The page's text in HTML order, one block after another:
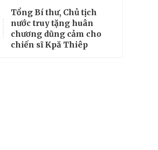
Tổng Bí thư, Chủ tịch
nước truy tặng huân
chương dũng cảm cho
chiến sĩ Kpă Thiêp